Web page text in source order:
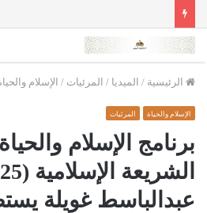
الرئيسية / الميديا / المرئيات / الإسلام
الإسلام والحياة المرئيات
برنامج الإسلام
عبدالباسط غويلة